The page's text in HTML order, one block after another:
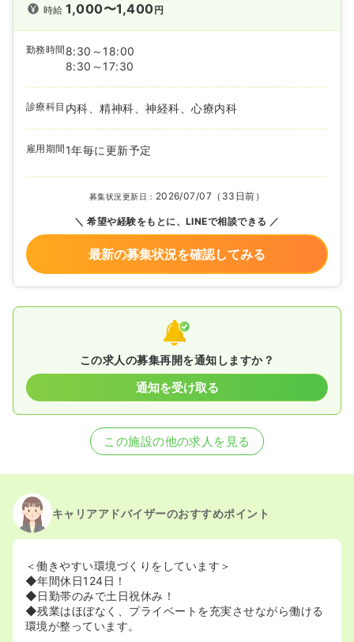
時給1,000〜1,400円
勤務時間 8:30～18:00
8:30～17:30
診療科目 内科、精神科、神経科、心療内科
雇用期間 1年毎に更新予定
募集状況更新日： 2026/07/07（33日前）
希望や経験をもとに、LINEで相談できる
最新の募集状況を確認してみる
この求人の募集再開を通知しますか？
通知を受け取る
この施設の他の求人を見る
キャリアアドバイザーのおすすめポイント
＜働きやすい環境づくりをしています＞
◆年間休日124日！
◆日勤帯のみで土日祝休み！
◆残業はほぼなく、プライベートを充実させながら働ける
環境が整っています。